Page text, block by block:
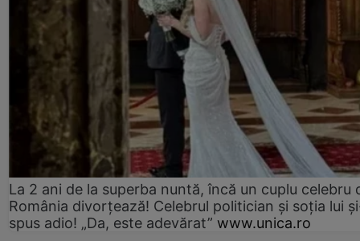
La 2 ani de la superba nuntă, încă un cuplu celebru
România divorțează! Celebrul politician și soția lui
spus adio! „Da, este adevărat” www.unica.ro